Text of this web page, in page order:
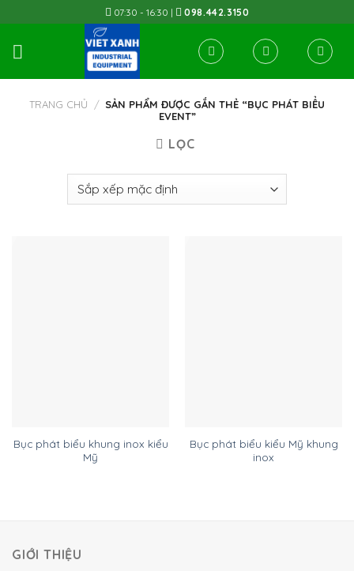
to
content
07:30 - 16:30 | 098.442.3150
TRANG CHỦ / SẢN PHẨM ĐƯỢC GẮN THẺ “BỤC PHÁT BIỂU
EVENT”
LỌC
Bục phát biểu khung inox kiểu
Mỹ
Bục phát biểu kiểu Mỹ khung
inox
GIỚI THIỆU